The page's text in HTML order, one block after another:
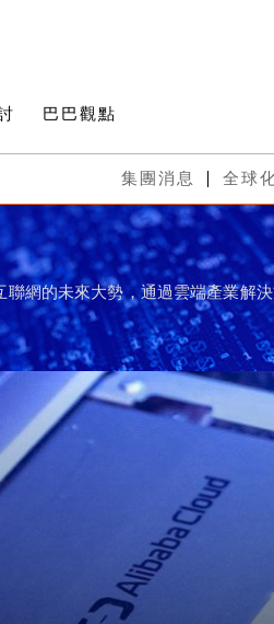
巴巴觀點
集團消息 全球
聯網的未來大勢，通過雲端產業解